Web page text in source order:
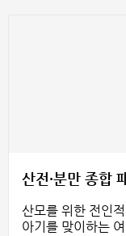
산전·분만 종합
산모를 위한 전인
아기를 맞이하는